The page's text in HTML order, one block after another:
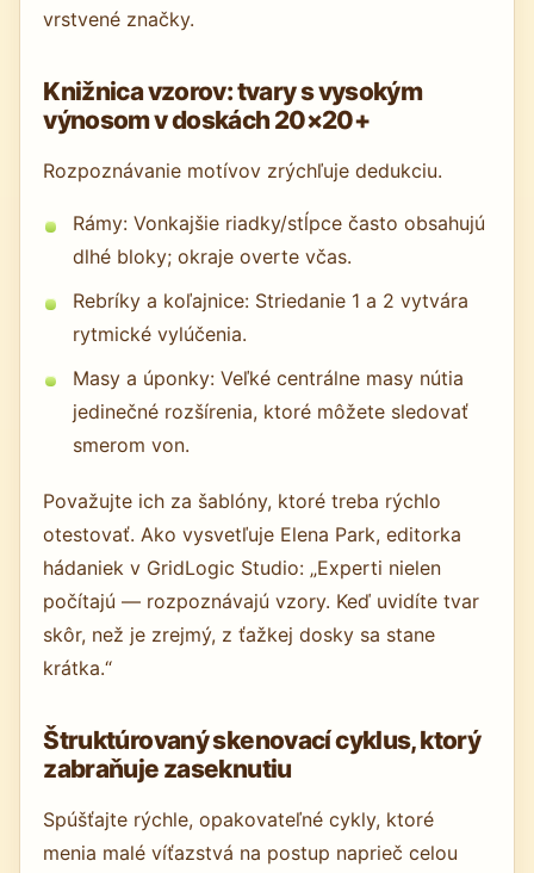
vrstvené značky.
Knižnica vzorov: tvary s vysokým
výnosom v doskách 20×20+
Rozpoznávanie motívov zrýchľuje dedukciu.
Rámy: Vonkajšie riadky/stĺpce často obsahujú
dlhé bloky; okraje overte včas.
Rebríky a koľajnice: Striedanie 1 a 2 vytvára
rytmické vylúčenia.
Masy a úponky: Veľké centrálne masy nútia
jedinečné rozšírenia, ktoré môžete sledovať
smerom von.
Považujte ich za šablóny, ktoré treba rýchlo
otestovať. Ako vysvetľuje Elena Park, editorka
hádaniek v GridLogic Studio: „Experti nielen
počítajú — rozpoznávajú vzory. Keď uvidíte tvar
skôr, než je zrejmý, z ťažkej dosky sa stane
krátka.“
Štruktúrovaný skenovací cyklus, ktorý
zabraňuje zaseknutiu
Spúšťajte rýchle, opakovateľné cykly, ktoré
menia malé víťazstvá na postup naprieč celou